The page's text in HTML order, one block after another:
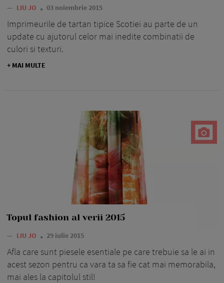
— LIU JO 03 noiembrie 2015
Imprimeurile de tartan tipice Scotiei au parte de un
update cu ajutorul celor mai inedite combinatii de
culori si texturi.
+ MAI MULTE
Topul fashion al verii 2015
— LIU JO 29 iulie 2015
Afla care sunt piesele esentiale pe care trebuie sa le ai in
acest sezon pentru ca vara ta sa fie cat mai memorabila,
mai ales la capitolul stil!